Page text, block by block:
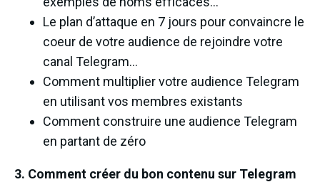
Le plan d’attaque en 7 jours pour convaincre le
coeur de votre audience de rejoindre votre
canal Telegram…
Comment multiplier votre audience Telegram
en utilisant vos membres existants
Comment construire une audience Telegram
en partant de zéro
3. Comment créer du bon contenu sur Telegram